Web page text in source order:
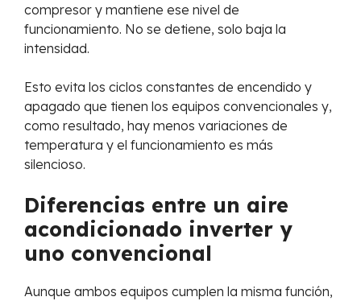
compresor y mantiene ese nivel de
funcionamiento. No se detiene, solo baja la
intensidad.
Esto evita los ciclos constantes de encendido y
apagado que tienen los equipos convencionales y,
como resultado, hay menos variaciones de
temperatura y el funcionamiento es más
silencioso.
Diferencias entre un aire
acondicionado inverter y
uno convencional
Aunque ambos equipos cumplen la misma función,